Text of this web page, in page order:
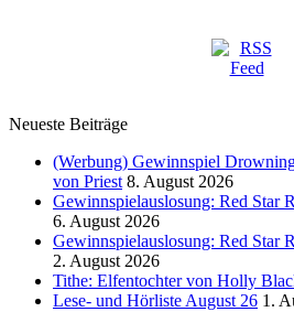
Neueste Beiträge
(Werbung) Gewinnspiel
von Priest 8. August 2026
Gewinnspielauslosung: Red Star
6. August 2026
Gewinnspielauslosung: Red Star
2. August 2026
Tithe: Elfentochter von Holly
Lese- und Hörliste August 26 1.